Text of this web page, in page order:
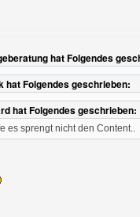
hat Folgendes
hat Folgendes geschrieben:
hat Folgendes geschrieben:
es sprengt nicht den Content..